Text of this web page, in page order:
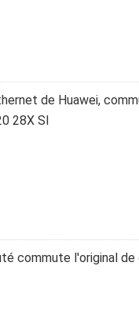
de Huawei,
28X SI
commute l'original